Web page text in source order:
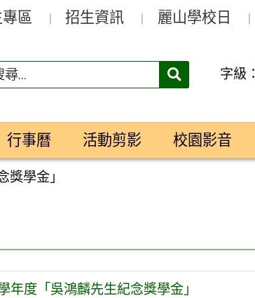
區 招生資訊 麗山學校日
搜
字級：
行事曆 活動剪影 校園影音
學金」
年度「吳鴻麟先生紀念獎學金」